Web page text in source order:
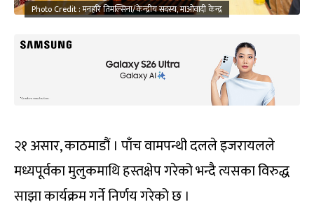
Photo Credit : मनहरि तिमल्सिना/केन्द्रीय सदस्य, माओवादी केन्द्र
२१ असार, काठमाडौं । पाँच वामपन्थी दलले इजरायलले
मध्यपूर्वका मुलुकमाथि हस्तक्षेप गरेको भन्दै त्यसका विरुद्ध
साझा कार्यक्रम गर्ने निर्णय गरेको छ ।